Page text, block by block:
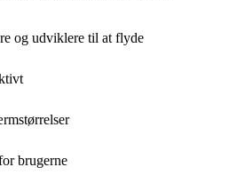
og udviklere til at flyde
brugerne